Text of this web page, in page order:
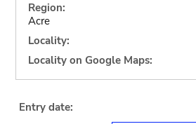
Region:
Acre
Locality:
Locality on Google Maps:
Entry date: